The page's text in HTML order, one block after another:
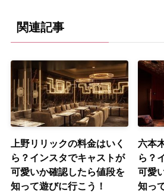
関連記事
上野リリックの料金はいく
ら？インスタでキャストが
可愛いか確認したら値段を
知って遊びに行こう！
六本
ら？
可愛
知っ